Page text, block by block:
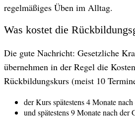
regelmäßiges Üben im Alltag.
Was kostet die
Die gute Nachricht: Gesetzliche
übernehmen in der Regel die
Rückbildungskurs (meist 10
der Kurs spätestens 4 Monate
und spätestens 9 Monate nach der